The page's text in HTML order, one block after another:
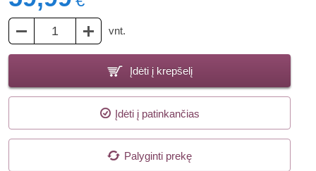
vnt.
Įdėti į krepšelį
Įdėti į patinkančias
Palyginti prekę